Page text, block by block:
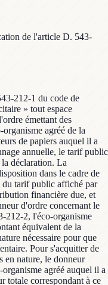
de l'article D. 543-
212-1 du code de
» tout espace
émettant des
agréé de la
de papiers auquel il a
annuelle, le tarif public
déclaration. La
dans le cadre de
du tarif public affiché par
financière due, et
d'ordre concernant le
212-2, l'éco-organisme
équivalent de la
nécessaire pour que
Pour s'acquitter de
en nature, le donneur
agréé auquel il a
totale correspondant à ce